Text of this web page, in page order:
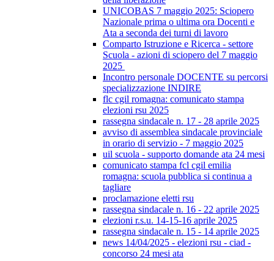
UNICOBAS 7 maggio 2025: Sciopero
Nazionale prima o ultima ora Docenti e
Ata a seconda dei turni di lavoro
Comparto Istruzione e Ricerca - settore
Scuola - azioni di sciopero del 7 maggio
2025
Incontro personale DOCENTE su percorsi
specializzazione INDIRE
flc cgil romagna: comunicato stampa
elezioni rsu 2025
rassegna sindacale n. 17 - 28 aprile 2025
avviso di assemblea sindacale provinciale
in orario di servizio - 7 maggio 2025
uil scuola - supporto domande ata 24 mesi
comunicato stampa fcl cgil emilia
romagna: scuola pubblica si continua a
tagliare
proclamazione eletti rsu
rassegna sindacale n. 16 - 22 aprile 2025
elezioni r.s.u. 14-15-16 aprile 2025
rassegna sindacale n. 15 - 14 aprile 2025
news 14/04/2025 - elezioni rsu - ciad -
concorso 24 mesi ata